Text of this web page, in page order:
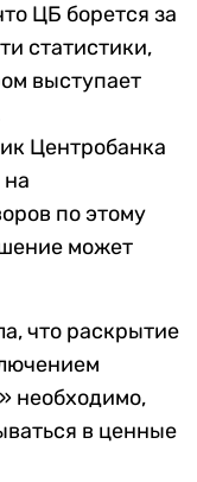
ЦБ борется за
статистики,
выступает
Центробанка
на
по этому
может
что раскрытие
необходимо,
в ценные